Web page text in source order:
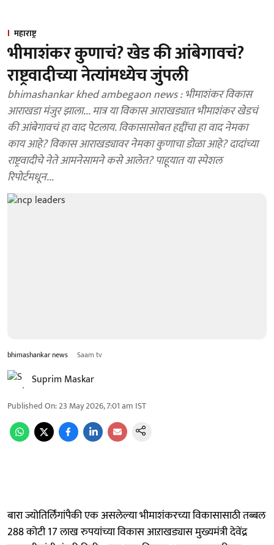
महाराष्ट्र
भीमाशंकर कुणाचं? खेड की आंबेगावचं?
राष्ट्रवादीच्या नेत्यांमध्येच जुंपली
bhimashankar khed ambegaon news : भीमाशंकर विकास
आराखडा मंजुर झाला... मात्र या विकास आराखड्यात भीमाशंकर खेडचं
की आंबेगावचं हा वाद पेटलाय. विकासासोबत हद्दींचा हा वाद नेमका
काय आहे? विकास आराखड्यावर नेमका कुणाचा डोळा आहे? दादांच्या
राष्ट्रवादीचे नेते आमनेसामने कसे आलेत? पाहूयात या स्पेशल
रिपोर्टमधून...
bhimashankar news Saam tv
Suprim Maskar
Published On:23 May 2026, 7:01 am IST
बारा ज्योतिर्लिंगांपैकी एक असलेल्या भीमाशंकरच्या विकासासाठी तब्बल
288 कोटी 17 लाख रुपयांच्या विकास आऱाखड्यास मुख्यमंत्री देवेंद्र